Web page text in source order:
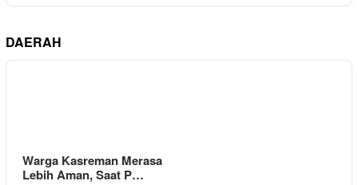
DAERAH
Warga Kasreman Merasa
Lebih Aman, Saat P…